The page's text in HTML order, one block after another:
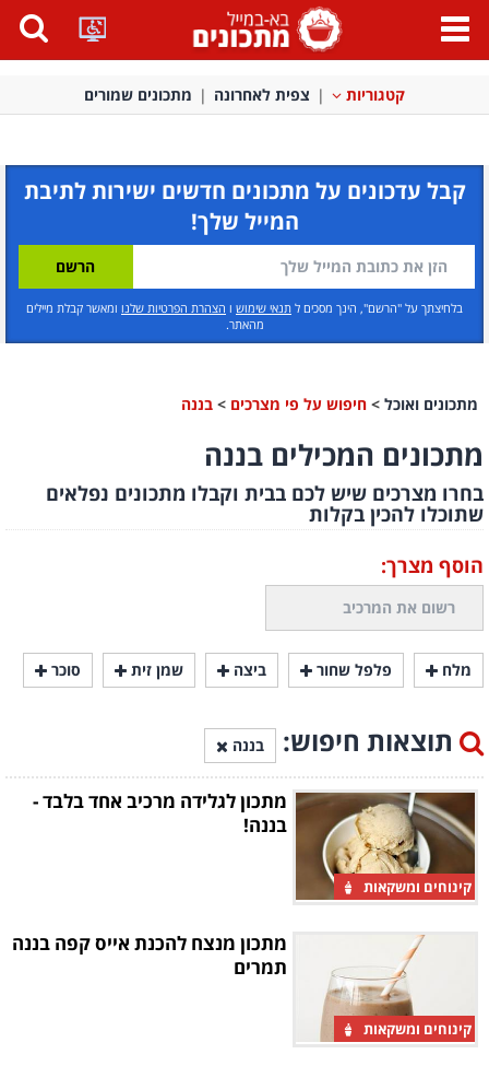
פתח
תפריט
קטגוריות צפית לאחרונה מתכונים שמורים
קבל עדכונים על מתכונים חדשים ישירות לתיבת
המייל שלך!
בלחיצתך על "הרשם", הינך מסכים ל תנאי שימוש ו הצהרת הפרטיות שלנו ומאשר קבלת מיילים
מהאתר.
מתכונים ואוכל > חיפוש על פי מצרכים > בננה
מתכונים המכילים בננה
בחרו מצרכים שיש לכם בבית וקבלו מתכונים נפלאים
שתוכלו להכין בקלות
הוסף מצרך:
מלח פלפל שחור ביצה שמן זית סוכר
תוצאות חיפוש: בננה
קינוחים ומשקאות
מתכון לגלידה מרכיב אחד בלבד -
בננה!
קינוחים ומשקאות
מתכון מנצח להכנת אייס קפה בננה
תמרים